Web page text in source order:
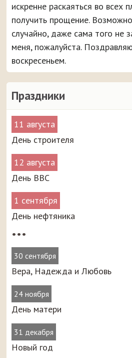
Праздники
11 августа
День строителя
12 августа
День ВВС
1 сентября
День нефтяника
•••
30 сентября
Вера, Надежда и Любовь
24 ноября
День матери
31 декабря
Новый год
искренне раскаяться во всех
получить прощение.
случайно, даже сама того не
меня, пожалуйста.
воскресеньем.